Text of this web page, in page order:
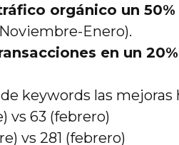
orgánico un 50%
Enero).
en un
keywords las mejoras
vs 63 (febrero)
vs 281 (febrero)